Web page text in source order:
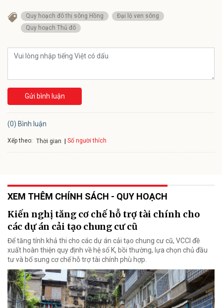
Quy hoạch đô thị sông Hồng
Đại lộ ven sông
Quy hoạch Thủ đô
Gửi bình luận
(0) Bình luận
Xếp theo: Thời gian Số người thích
XEM THÊM CHÍNH SÁCH - QUY HOẠCH
Kiến nghị tăng cơ chế hỗ trợ tài chính cho
các dự án cải tạo chung cư cũ
Để tăng tính khả thi cho các dự án cải tạo chung cư cũ, VCCI đề
xuất hoàn thiện quy định về hệ số K, bồi thường, lựa chọn chủ đầu
tư và bổ sung cơ chế hỗ trợ tài chính phù hợp.